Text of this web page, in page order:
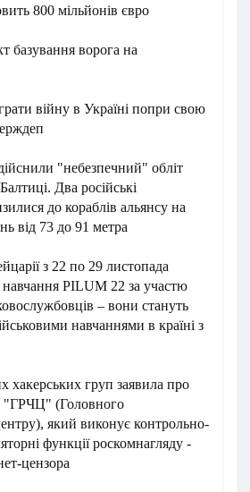
800 мільйонів євро
базування ворога на
війну в Україні попри свою
"небезпечний" обліт
Два російські
до кораблів альянсу на
від 73 до 91 метра
з 22 по 29 листопада
навчання PILUM 22 за участю
– вони стануть
навчаннями в країні з
хакерських груп заявила про
(Головного
який виконує контрольно-
функції роскомнагляду -
цензора